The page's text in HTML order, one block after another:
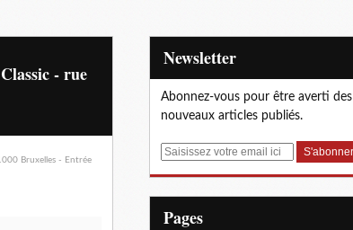
- rue
Newsletter
Abonnez-vous pour être averti des
nouveaux articles publiés.
E
Pages